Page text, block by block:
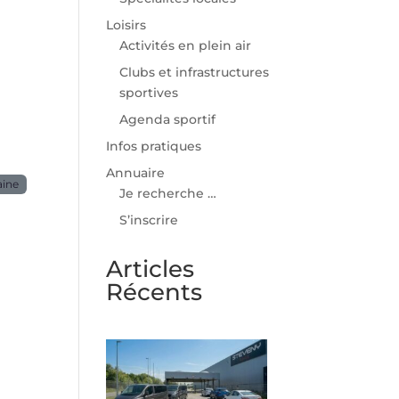
Loisirs
Activités en plein air
Clubs et infrastructures
sportives
Agenda sportif
Infos pratiques
Annuaire
Je recherche …
S’inscrire
Articles
Récents